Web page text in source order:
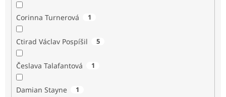
Corinna Turnerová 1
Ctirad Václav Pospíšil 5
Česlava Talafantová 1
Damian Stayne 1